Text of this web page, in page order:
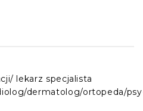
lekarz specjalista
dermatolog/ortopeda/